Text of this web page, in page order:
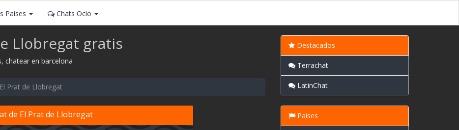
Paises Chats Ocio
Llobregat gratis
chatear en barcelona
El Prat de Llobregat
de El Prat de Llobregat
Destacados
Terrachat
LatinChat
Paises